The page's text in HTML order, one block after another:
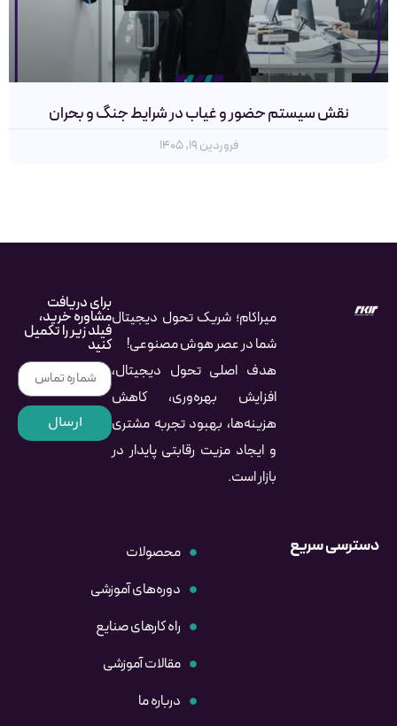
نقش سیستم‌ حضور و غیاب در شرایط جنگ و بحران
فروردین ۱۹, ۱۴۰۵
میراکام؛ شریک تحول دیجیتال
شما در عصر هوش مصنوعی!
هدف اصلی تحول دیجیتال،
افزایش بهره‌وری، کاهش
هزینه‌ها، بهبود تجربه مشتری
و ایجاد مزیت رقابتی پایدار در
بازار است.
برای دریافت
مشاوره خرید،
فیلد زیر را تکمیل
کنید
ارسال
دسترسی سریع
محصولات
دوره‌های آموزشی
راه کارهای صنایع
مقالات آموزشی
درباره ما